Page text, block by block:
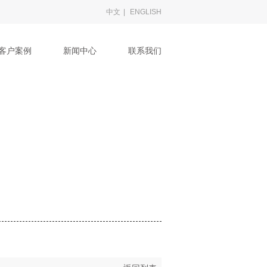
中文 ENGLISH
户案例 新闻中心 联系我们